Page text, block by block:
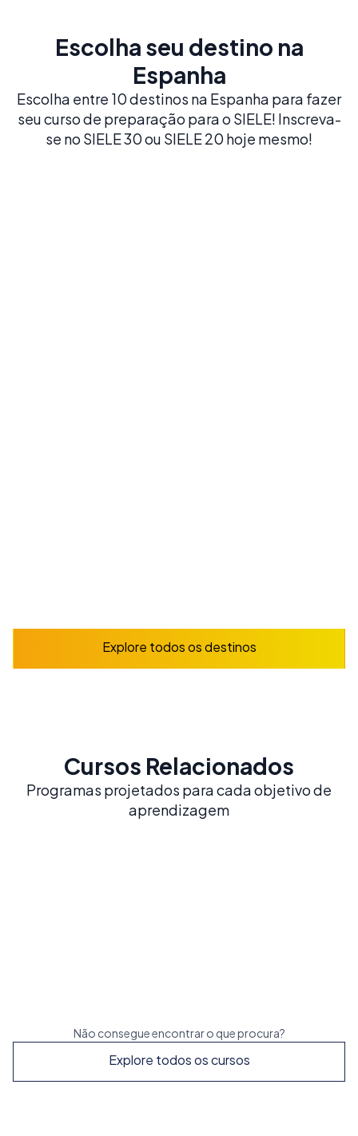
Escolha seu destino na
Espanha
Escolha entre 10 destinos na Espanha para fazer
seu curso de preparação para o SIELE! Inscreva-
se no SIELE 30 ou SIELE 20 hoje mesmo!
Explore todos os destinos
Cursos Relacionados
Programas projetados para cada objetivo de
aprendizagem
Não consegue encontrar o que procura?
Explore todos os cursos